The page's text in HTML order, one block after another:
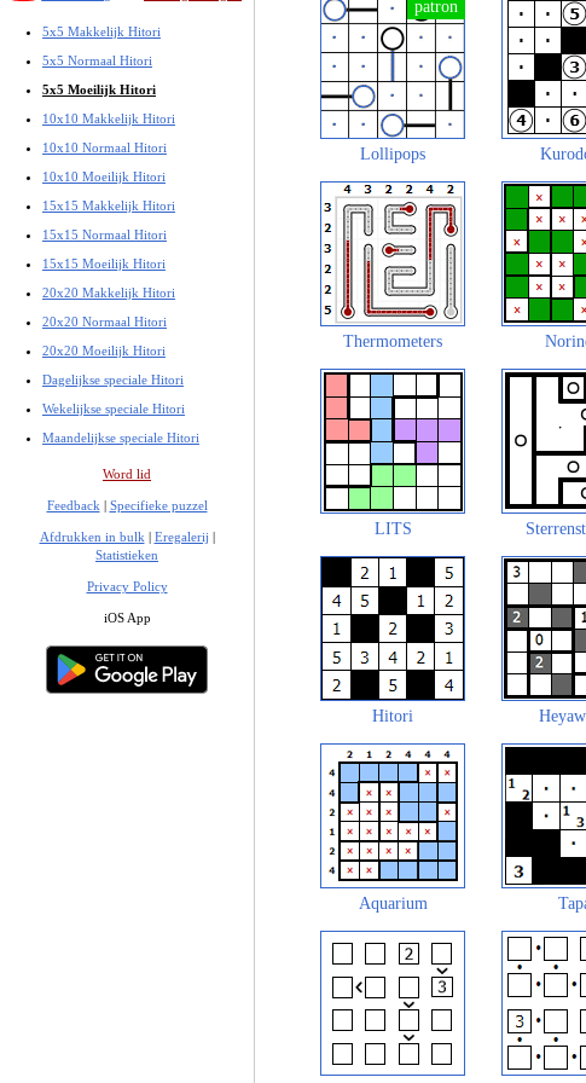
5x5 Makkelijk Hitori
5x5 Normaal Hitori
5x5 Moeilijk Hitori
10x10 Makkelijk Hitori
10x10 Normaal Hitori
10x10 Moeilijk Hitori
15x15 Makkelijk Hitori
15x15 Normaal Hitori
15x15 Moeilijk Hitori
20x20 Makkelijk Hitori
20x20 Normaal Hitori
20x20 Moeilijk Hitori
Dagelijkse speciale Hitori
Wekelijkse speciale Hitori
Maandelijkse speciale Hitori
Word lid
Feedback | Specifieke puzzel
Afdrukken in bulk | Eregalerij |
Statistieken
Privacy Policy
iOS App
Lollipops
Thermometers
LITS
Hitori
Aquarium